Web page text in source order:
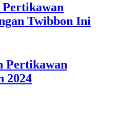
Pertikawan
Twibbon Ini
Pertikawan
2024